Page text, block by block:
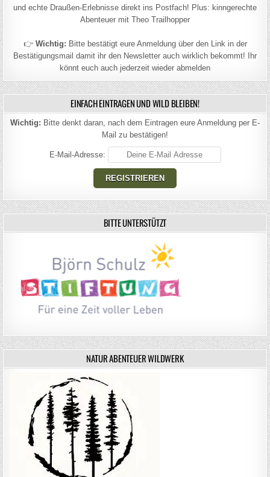
und echte Draußen-Erlebnisse direkt ins Postfach! Plus: kinngerechte
Abenteuer mit Theo Trailhopper
👉 Wichtig: Bitte bestätigt eure Anmeldung über den Link in der
Bestätigungsmail damit ihr den Newsletter auch wirklich bekommt! Ihr
könnt euch auch jederzeit wieder abmelden
EINFACH EINTRAGEN UND WILD BLEIBEN!
Wichtig: Bitte denkt daran, nach dem Eintragen eure Anmeldung per E-
Mail zu bestätigen!
E-Mail-Adresse:
BITTE UNTERSTÜTZT
NATUR ABENTEUER WILDWERK